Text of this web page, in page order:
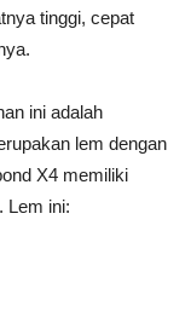
tinggi, cepat
ini adalah
lem dengan
X4 memiliki
Lem ini: